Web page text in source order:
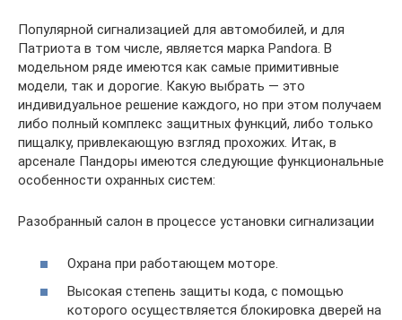
Популярной сигнализацией для автомобилей, и для
Патриота в том числе, является марка Pandora. В
модельном ряде имеются как самые примитивные
модели, так и дорогие. Какую выбрать — это
индивидуальное решение каждого, но при этом получаем
либо полный комплекс защитных функций, либо только
пищалку, привлекающую взгляд прохожих. Итак, в
арсенале Пандоры имеются следующие функциональные
особенности охранных систем:
Разобранный салон в процессе установки сигнализации
Охрана при работающем моторе.
Высокая степень защиты кода, с помощью
которого осуществляется блокировка дверей на